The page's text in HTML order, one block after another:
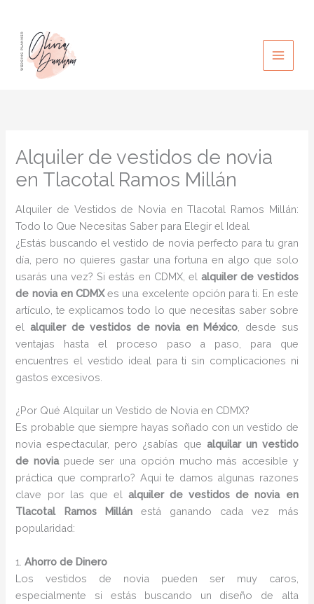
contenido
Alquiler de vestidos de novia
en Tlacotal Ramos Millán
Alquiler de Vestidos de Novia en Tlacotal Ramos Millán:
Todo lo Que Necesitas Saber para Elegir el Ideal
¿Estás buscando el vestido de novia perfecto para tu gran
día, pero no quieres gastar una fortuna en algo que solo
usarás una vez? Si estás en CDMX, el alquiler de vestidos
de novia en CDMXes una excelente opción para ti. En este
artículo, te explicamos todo lo que necesitas saber sobre
elalquiler de vestidos de novia en México , desde sus
ventajas hasta el proceso paso a paso, para que
encuentres el vestido ideal para ti sin complicaciones ni
gastos excesivos.
¿Por Qué Alquilar un Vestido de Novia en CDMX?
Es probable que siempre hayas soñado con un vestido de
novia espectacular, pero ¿sabías que alquilar un vestido
de noviapuede ser una opción mucho más accesible y
práctica que comprarlo? Aquí te damos algunas razones
clave por las que el alquiler de vestidos de novia en
Tlacotal Ramos Millánestá ganando cada vez más
popularidad:
1.Ahorro de Dinero
Los vestidos de novia pueden ser muy caros,
especialmente si estás buscando un diseño de alta